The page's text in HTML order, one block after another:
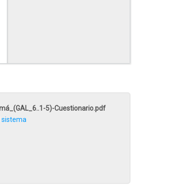
5)-Cuestionario.pdf
sistema